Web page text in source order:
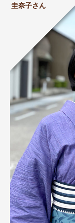
圭奈子さん